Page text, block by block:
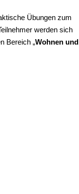
Übungen zum
werden sich
Bereich „Wohnen und